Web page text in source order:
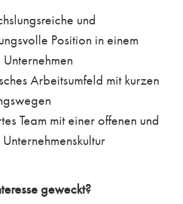
und
Position in einem
Arbeitsumfeld mit kurzen
Team mit einer offenen und
geweckt?